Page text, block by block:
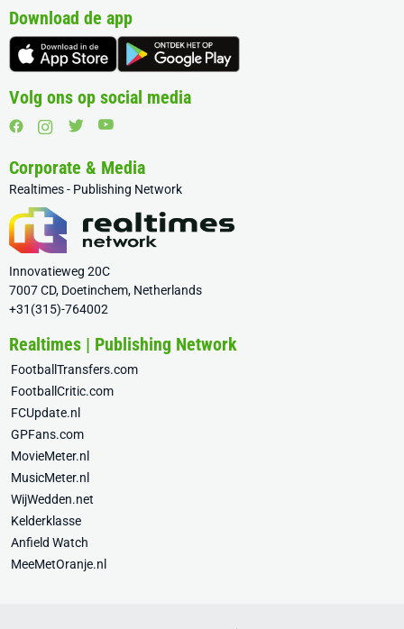
Download de app
Volg ons op social media
Corporate & Media
Realtimes - Publishing Network
Innovatieweg 20C
7007 CD, Doetinchem, Netherlands
+31(315)-764002
Realtimes | Publishing Network
FootballTransfers.com
FootballCritic.com
FCUpdate.nl
GPFans.com
MovieMeter.nl
MusicMeter.nl
WijWedden.net
Kelderklasse
Anfield Watch
MeeMetOranje.nl